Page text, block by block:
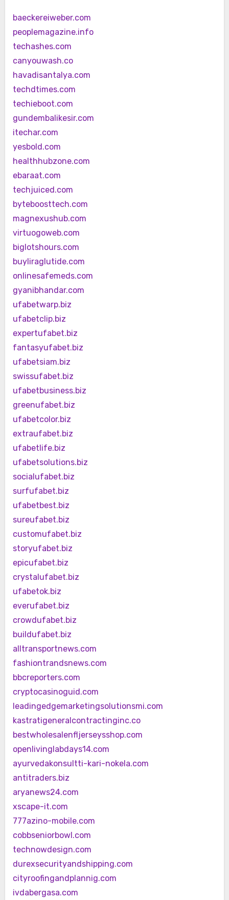
baeckereiweber.com
peoplemagazine.info
techashes.com
canyouwash.co
havadisantalya.com
techdtimes.com
techieboot.com
gundembalikesir.com
itechar.com
yesbold.com
healthhubzone.com
ebaraat.com
techjuiced.com
byteboosttech.com
magnexushub.com
virtuogoweb.com
biglotshours.com
buyliraglutide.com
onlinesafemeds.com
gyanibhandar.com
ufabetwarp.biz
ufabetclip.biz
expertufabet.biz
fantasyufabet.biz
ufabetsiam.biz
swissufabet.biz
ufabetbusiness.biz
greenufabet.biz
ufabetcolor.biz
extraufabet.biz
ufabetlife.biz
ufabetsolutions.biz
socialufabet.biz
surfufabet.biz
ufabetbest.biz
sureufabet.biz
customufabet.biz
storyufabet.biz
epicufabet.biz
crystalufabet.biz
ufabetok.biz
everufabet.biz
crowdufabet.biz
buildufabet.biz
alltransportnews.com
fashiontrandsnews.com
bbcreporters.com
cryptocasinoguid.com
leadingedgemarketingsolutionsmi.com
kastratigeneralcontractinginc.co
bestwholesalenfljerseysshop.com
openlivinglabdays14.com
ayurvedakonsultti-kari-nokela.com
antitraders.biz
aryanews24.com
xscape-it.com
777azino-mobile.com
cobbseniorbowl.com
technowdesign.com
durexsecurityandshipping.com
cityroofingandplannig.com
ivdabergasa.com